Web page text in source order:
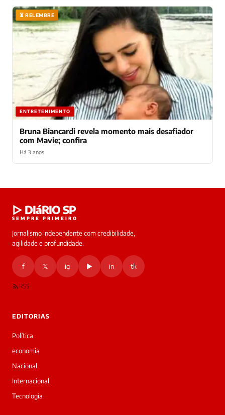
⏳ RELEMBRE
ENTRETENIMENTO
Bruna Biancardi revela momento mais desafiador
com Mavie; confira
Há 3 anos
online
Oi!
Bom
dia!
a
Laura,
▷ DIáRIO SP
SEMPRE PRIMEIRO
Jornalismo independente com credibilidade,
agilidade e profundidade.
f 𝕏 ig ▶ in tk
RSS
EDITORIAS
Política
economia
Nacional
Internacional
Tecnologia